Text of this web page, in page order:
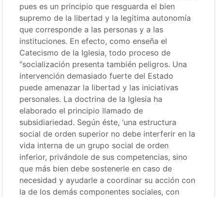
pues es un principio que resguarda el bien
supremo de la libertad y la legitima autonomía
que corresponde a las personas y a las
instituciones. En efecto, como enseña el
Catecismo de la Iglesia, todo proceso de
“socialización presenta también peligros. Una
intervención demasiado fuerte del Estado
puede amenazar la libertad y las iniciativas
personales. La doctrina de la Iglesia ha
elaborado el principio llamado de
subsidiariedad. Según éste, ‘una estructura
social de orden superior no debe interferir en la
vida interna de un grupo social de orden
inferior, privándole de sus competencias, sino
que más bien debe sostenerle en caso de
necesidad y ayudarle a coordinar su acción con
la de los demás componentes sociales, con